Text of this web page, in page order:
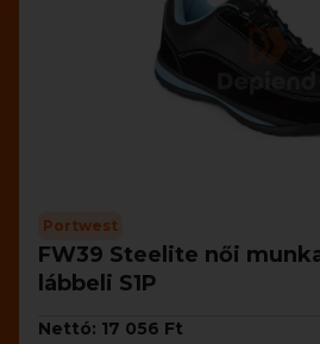
Portwest
FW39 Steelite női
lábbeli S1P
Nettó: 17 056 Ft